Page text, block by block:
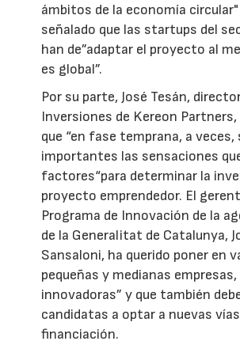
ámbitos de la economía
señalado que las startups del
han de”adaptar el proyecto al
es global”.
Por su parte, José Tesán,
Inversiones de Kereon Partners,
que “en fase temprana, a veces,
importantes las sensaciones
factores“para determinar la
proyecto emprendedor. El
Programa de Innovación de la
de la Generalitat de Catalunya,
Sansaloni, ha querido poner en
pequeñas y medianas
innovadoras” y que también
candidatas a optar a nuevas
financiación.